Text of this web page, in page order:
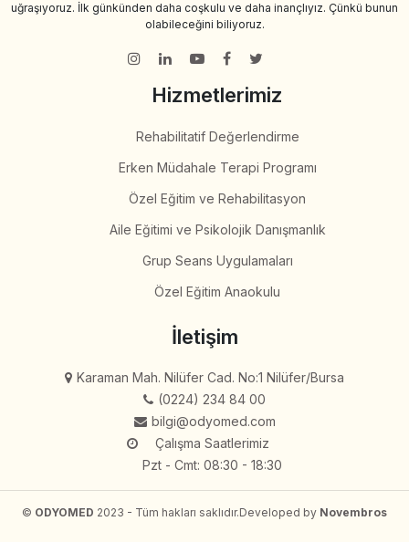
uğraşıyoruz. İlk günkünden daha coşkulu ve daha inançlıyız. Çünkü bunun
olabileceğini biliyoruz.
Hizmetlerimiz
Rehabilitatif Değerlendirme
Erken Müdahale Terapi Programı
Özel Eğitim ve Rehabilitasyon
Aile Eğitimi ve Psikolojik Danışmanlık
Grup Seans Uygulamaları
Özel Eğitim Anaokulu
İletişim
Karaman Mah. Nilüfer Cad. No:1 Nilüfer/Bursa
(0224) 234 84 00
bilgi@odyomed.com
Çalışma Saatlerimiz
Pzt - Cmt: 08:30 - 18:30
© ODYOMED 2023 - Tüm hakları saklıdır.Developed by Novembros